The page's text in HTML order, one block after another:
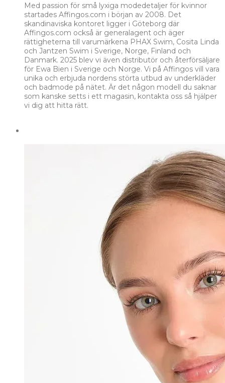
Med passion för små lyxiga modedetaljer för kvinnor
startades Affingos.com i början av 2008. Det
skandinaviska kontoret ligger i Göteborg där
Affingos.com också är generalagent och äger
rättigheterna till varumärkena PHAX Swim, Cosita Linda
och Jantzen Swim i Sverige, Norge, Finland och
Danmark. 2025 blev vi även distributör och återförsäljare
för Ewa Bien i Sverige och Norge. Vi på Affingos vill vara
unika och erbjuda nordens störta utbud av underkläder
och badmode på nätet. Är det någon modell du saknar
som kanske setts i ett magasin, kontakta oss så hjälper
vi dig att hitta rätt.